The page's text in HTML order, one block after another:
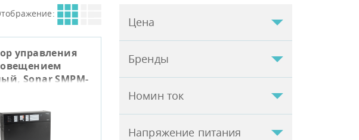
Цена
Бренды
Номин ток
Напряжение питания
управления
Sonar SMPM-